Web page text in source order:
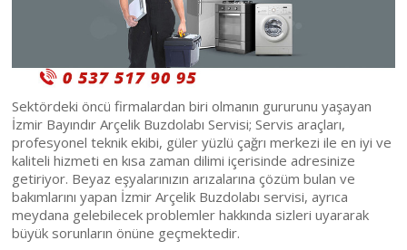
Sektördeki öncü firmalardan biri olmanın gururunu yaşayan
İzmir Bayındır Arçelik Buzdolabı Servisi; Servis araçları,
profesyonel teknik ekibi, güler yüzlü çağrı merkezi ile en iyi ve
kaliteli hizmeti en kısa zaman dilimi içerisinde adresinize
getiriyor. Beyaz eşyalarınızın arızalarına çözüm bulan ve
bakımlarını yapan İzmir Arçelik Buzdolabı servisi, ayrıca
meydana gelebilecek problemler hakkında sizleri uyararak
büyük sorunların önüne geçmektedir.